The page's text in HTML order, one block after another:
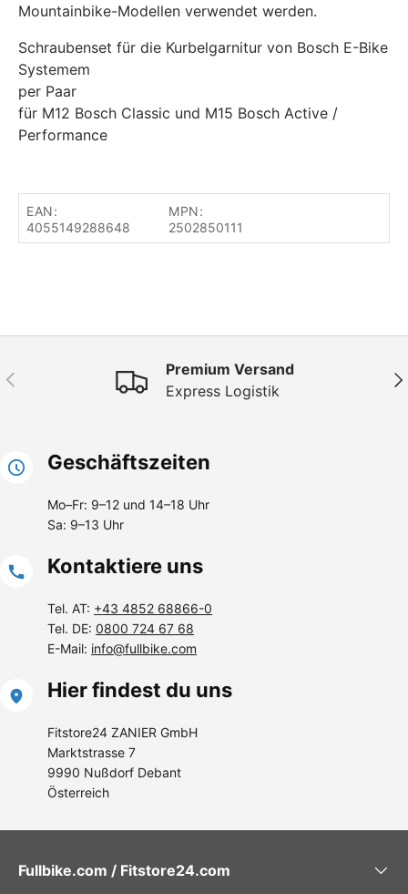
Mountainbike-Modellen verwendet werden.
Schraubenset für die Kurbelgarnitur von Bosch E-Bike
Systemem
per Paar
für M12 Bosch Classic und M15 Bosch Active /
Performance
EAN:
4055149288648
MPN:
2502850111
Vorherige
Premium Versand
Express Logistik
Geschäftszeiten
Mo–Fr: 9–12 und 14–18 Uhr
Sa: 9–13 Uhr
Kontaktiere uns
Tel. AT: +43 4852 68866-0
Tel. DE: 0800 724 67 68
E-Mail: info@fullbike.com
Hier findest du uns
Fitstore24 ZANIER GmbH
Marktstrasse 7
9990 Nußdorf Debant
Österreich
Fullbike.com / Fitstore24.com